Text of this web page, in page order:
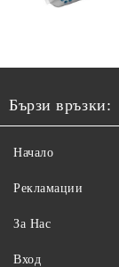
Бързи връзки:
Начало
Рекламации
За Нас
Вход